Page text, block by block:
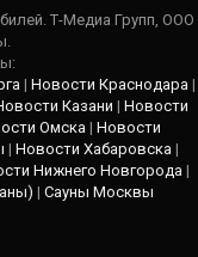
Т-Медиа Групп, ООО
| Новости Краснодара |
Казани | Новости
Омска| Новости
| Новости Хабаровска|
Нижнего Новгорода|
| Сауны Москвы